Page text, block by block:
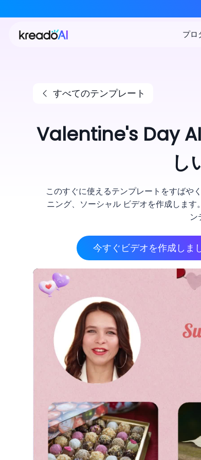
すべてのテンプレート
Valentine's Day
し
このすぐに使えるテンプレートをすばや
ニング、ソーシャル ビデオを作成しま
ン
今すぐビデオを作成しま